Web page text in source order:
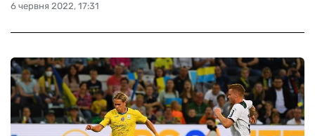
6 червня 2022, 17:31